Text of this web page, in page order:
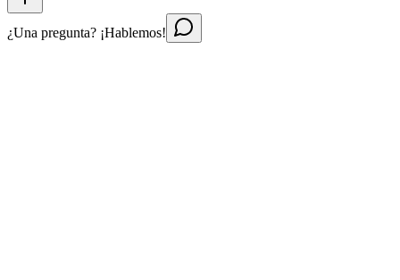
¿Una pregunta? ¡Hablemos!